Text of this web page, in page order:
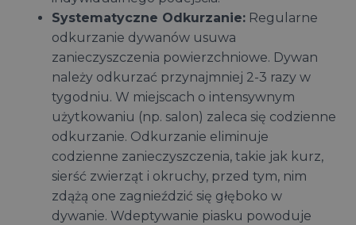
Systematyczne Odkurzanie: Regularne
odkurzanie dywanów usuwa
zanieczyszczenia powierzchniowe. Dywan
należy odkurzać przynajmniej 2-3 razy w
tygodniu. W miejscach o intensywnym
użytkowaniu (np. salon) zaleca się codzienne
odkurzanie. Odkurzanie eliminuje
codzienne zanieczyszczenia, takie jak kurz,
sierść zwierząt i okruchy, przed tym, nim
zdążą one zagnieździć się głęboko w
dywanie. Wdeptywanie piasku powoduje